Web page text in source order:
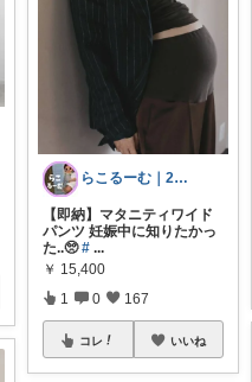
らこるーむ｜2児ママ
【即納】マタニティワイド
パンツ 妊娠中に知りたかっ
た..🥺# ...
￥ 15,400
1 0 167
コレ いいね